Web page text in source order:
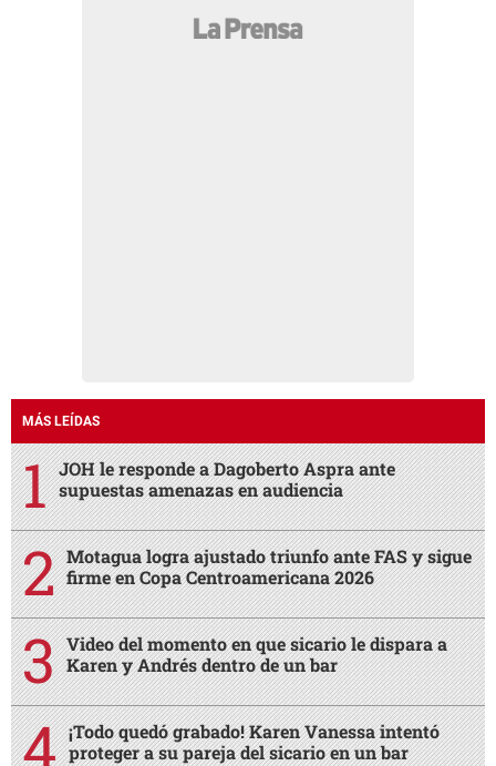
MÁS LEÍDAS
JOH le responde a Dagoberto Aspra ante
supuestas amenazas en audiencia
Motagua logra ajustado triunfo ante FAS y sigue
firme en Copa Centroamericana 2026
Video del momento en que sicario le dispara a
Karen y Andrés dentro de un bar
¡Todo quedó grabado! Karen Vanessa intentó
proteger a su pareja del sicario en un bar